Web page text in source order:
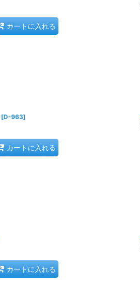
カートに入れる
[D-963]
カートに入れる
カートに入れる